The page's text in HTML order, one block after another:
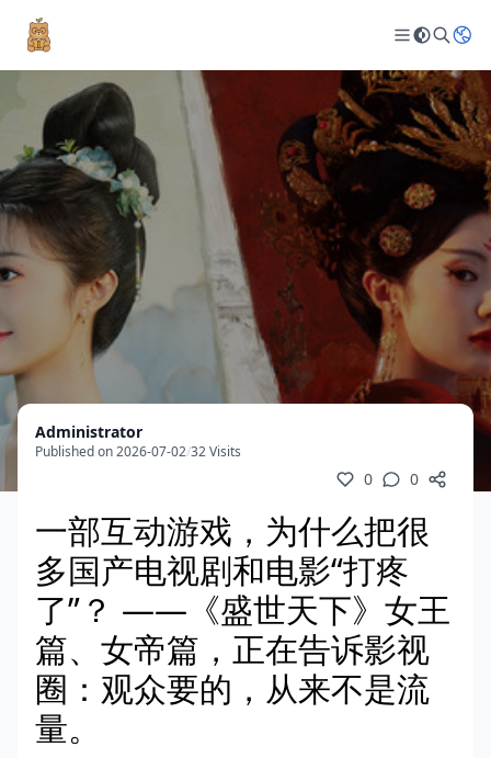
Administrator
Published on 2026-07-02/32 Visits
0 0
一部互动游戏，为什么把很
多国产电视剧和电影“打疼
了”？ ——《盛世天下》女王
篇、女帝篇，正在告诉影视
圈：观众要的，从来不是流
量。